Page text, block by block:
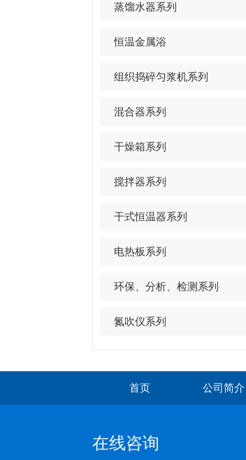
蒸馏水器系列
恒温金属浴
组织捣碎匀浆机系列
混合器系列
干燥箱系列
搅拌器系列
干式恒温器系列
电热板系列
环保、分析、检测系列
氮吹仪系列
首页 公司简介
在线咨询